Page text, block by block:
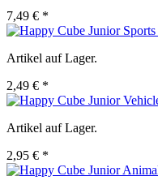
7,49 € *
Artikel auf Lager.
2,49 € *
Artikel auf Lager.
2,95 € *